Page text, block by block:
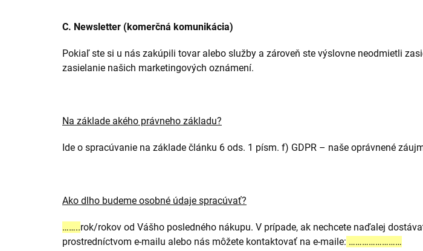
C. Newsletter (komerčná komunikácia)
Pokiaľ ste si u nás zakúpili tovar alebo služby a zároveň ste výslovne neodmietli
zasielanie našich marketingových oznámení.
Na základe akého právneho základu?
Ide o spracúvanie na základe článku 6 ods. 1 písm. f) GDPR – naše oprávnené
Ako dlho budeme osobné údaje spracúvať?
……..rok/rokov od Vášho posledného nákupu. V prípade, ak nechcete naďalej
prostredníctvom e-mailu alebo nás môžete kontaktovať na e-maile: ……………………